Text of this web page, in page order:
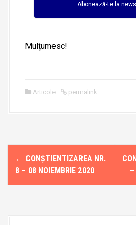
Abonează-te la
Mulțumesc!
Articole permalink
P← CONȘTIENTIZAREA NR.
8 – 08 NOIEMBRIE 2020
–